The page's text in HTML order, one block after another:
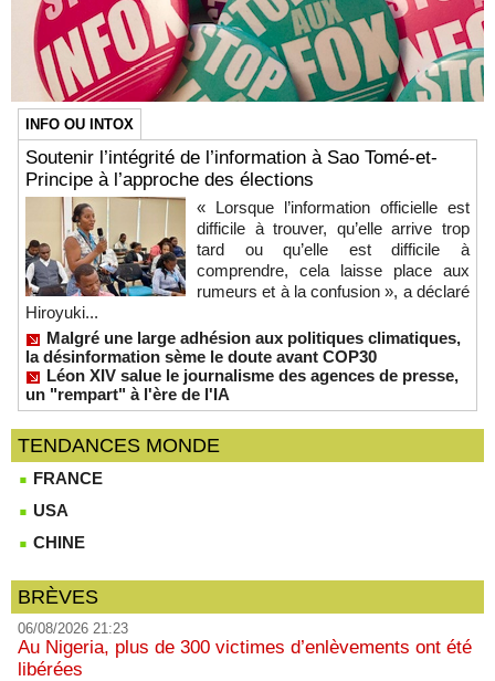
INFO OU INTOX
Soutenir l’intégrité de l’information à Sao Tomé-et-
Principe à l’approche des élections
« Lorsque l’information officielle est
difficile à trouver, qu’elle arrive trop
tard ou qu’elle est difficile à
comprendre, cela laisse place aux
rumeurs et à la confusion », a déclaré
Hiroyuki...
Malgré une large adhésion aux politiques climatiques,
la désinformation sème le doute avant COP30
Léon XIV salue le journalisme des agences de presse,
un "rempart" à l'ère de l'IA
TENDANCES MONDE
FRANCE
USA
CHINE
BRÈVES
06/08/2026 21:23
Au Nigeria, plus de 300 victimes d’enlèvements ont été
libérées